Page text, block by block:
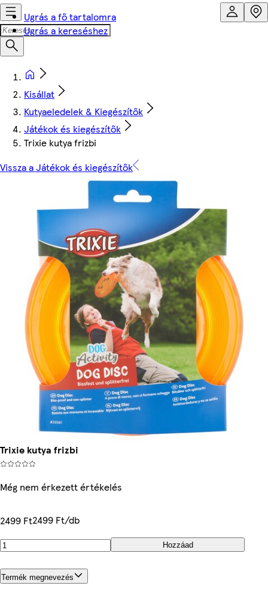
Ugrás a fő tartalomra
Ugrás a kereséshez
Kisállat
Kutyaeledelek & Kiegészítők
Játékok és kiegészítők
Trixie kutya frizbi
Vissza a Játékok és kiegészítők
Trixie kutya frizbi
Még nem érkezett értékelés
2499 Ft2499 Ft/db
Hozzáad
Termék megnevezés